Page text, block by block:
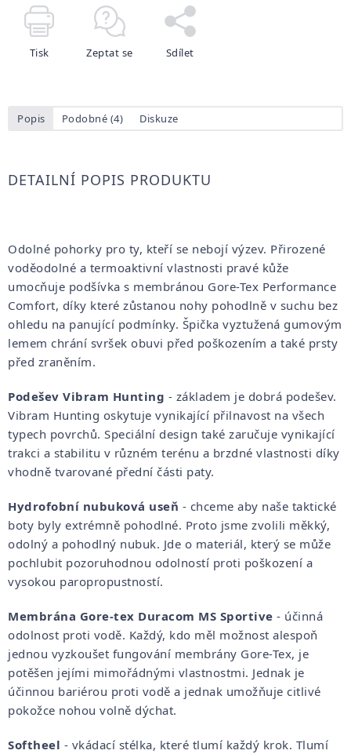
Tisk Zeptat se Sdílet
Popis Podobné (4) Diskuze
DETAILNÍ POPIS PRODUKTU
Odolné pohorky pro ty, kteří se nebojí výzev. Přirozené
voděodolné a termoaktivní vlastnosti pravé kůže
umocňuje podšívka s membránou Gore-Tex Performance
Comfort, díky které zůstanou nohy pohodlně v suchu bez
ohledu na panující podmínky. Špička vyztužená gumovým
lemem chrání svršek obuvi před poškozením a také prsty
před zraněním.
Podešev Vibram Hunting - základem je dobrá podešev.
Vibram Hunting oskytuje vynikající přilnavost na všech
typech povrchů. Speciální design také zaručuje vynikající
trakci a stabilitu v různém terénu a brzdné vlastnosti díky
vhodně tvarované přední části paty.
Hydrofobní nubuková useň - chceme aby naše taktické
boty byly extrémně pohodlné. Proto jsme zvolili měkký,
odolný a pohodlný nubuk. Jde o materiál, který se může
pochlubit pozoruhodnou odolností proti poškození a
vysokou paropropustností.
Membrána Gore-tex Duracom MS Sportive - účinná
odolnost proti vodě. Každý, kdo měl možnost alespoň
jednou vyzkoušet fungování membrány Gore-Tex, je
potěšen jejími mimořádnými vlastnostmi. Jednak je
účinnou bariérou proti vodě a jednak umožňuje citlivé
pokožce nohou volně dýchat.
Softheel - vkádací stélka, které tlumí každý krok. Tlumí